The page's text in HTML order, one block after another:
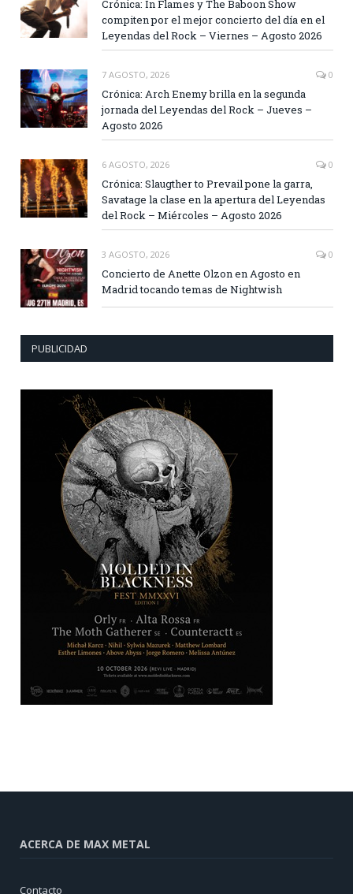
Crónica: In Flames y The Baboon Show
compiten por el mejor concierto del día en el
Leyendas del Rock – Viernes – Agosto 2026
7 AGOSTO, 2026 0
Crónica: Arch Enemy brilla en la segunda
jornada del Leyendas del Rock – Jueves –
Agosto 2026
6 AGOSTO, 2026 0
Crónica: Slaugther to Prevail pone la garra,
Savatage la clase en la apertura del Leyendas
del Rock – Miércoles – Agosto 2026
3 AGOSTO, 2026 0
Concierto de Anette Olzon en Agosto en
Madrid tocando temas de Nightwish
PUBLICIDAD
ACERCA DE MAX METAL
Contacto